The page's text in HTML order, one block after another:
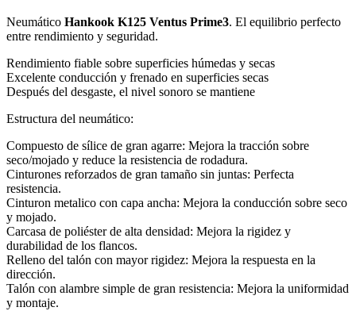
Neumático Hankook K125 Ventus Prime3. El equilibrio perfecto
entre rendimiento y seguridad.
Rendimiento fiable sobre superficies húmedas y secas
Excelente conducción y frenado en superficies secas
Después del desgaste, el nivel sonoro se mantiene
Estructura del neumático:
Compuesto de sílice de gran agarre: Mejora la tracción sobre
seco/mojado y reduce la resistencia de rodadura.
Cinturones reforzados de gran tamaño sin juntas: Perfecta
resistencia.
Cinturon metalico con capa ancha: Mejora la conducción sobre seco
y mojado.
Carcasa de poliéster de alta densidad: Mejora la rigidez y
durabilidad de los flancos.
Relleno del talón con mayor rigidez: Mejora la respuesta en la
dirección.
Talón con alambre simple de gran resistencia: Mejora la uniformidad
y montaje.